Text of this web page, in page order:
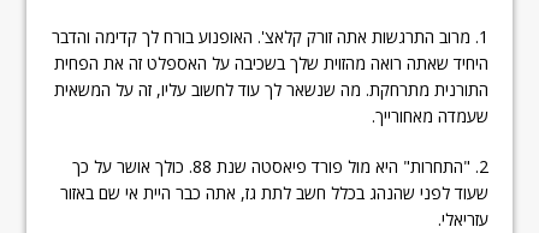
1. מרוב התרגשות אתה זורק קלאצ'. האופנוע בורח לך קדימה והדבר
היחיד שאתה רואה מהזוית שלך בשכיבה על האספלט זה את הפחית
התורנית מתרחקת. מה שנשאר לך עוד לחשוב עליו, זה על המשאית
שעמדה מאחורייך.
2. "התחרות" היא מול פורד פיאסטה שנת 88. כולך אושר על כך
שעוד לפני שהנהג בכלל חשב לתת גז, אתה כבר היית אי שם באזור
עזריאלי.